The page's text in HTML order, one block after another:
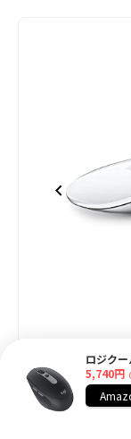
1
of
5
Apple Magic
Apple(アップル)
ロジク
5,740円